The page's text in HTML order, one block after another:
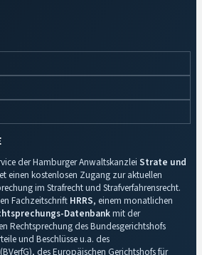
der Hamburger Anwaltskanzlei Strate und
einen kostenlosen Zugang zur aktuellen
im Strafrecht und Strafverfahrensrecht.
Fachzeitschrift HRRS, einem monatlichen
Datenbankmit der
Rechtsprechung des Bundesgerichtshofs
und Beschlüsse u.a. des
des Europäischen Gerichtshofs für